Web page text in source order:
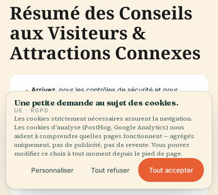
Résumé des Conseils
aux Visiteurs &
Attractions Connexes
Arrivez
tôt
pour les contrôles de sécurité et pour
explorer le stade.
Utilisez les transports en
commun
pour plus de
commodité.
Habillez-vous en
, le temps de Vancouver peut
Une petite demande au sujet des cookies.
UE · RGPD
Les cookies strictement nécessaires assurent la navigation.
Les cookies d'analyse (PostHog, Google Analytics) nous
aident à comprendre quelles pages fonctionnent — agrégés
uniquement, pas de publicité, pas de revente. Vous pouvez
modifier ce choix à tout moment depuis le pied de page.
Personnaliser Tout refuser Tout accepter